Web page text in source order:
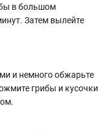
в большом
Затем вылейте
и немного обжарьте
грибы и кусочки